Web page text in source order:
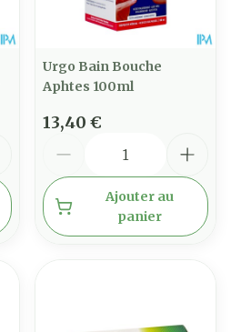
Urgo Bain Bouche
Aphtes 100ml
13,40 €
Ajouter au
panier